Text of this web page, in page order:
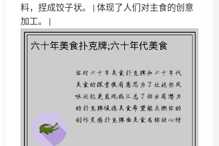
料，捏成饺子状。 | 体现了人们对主食的创意
加工。 |